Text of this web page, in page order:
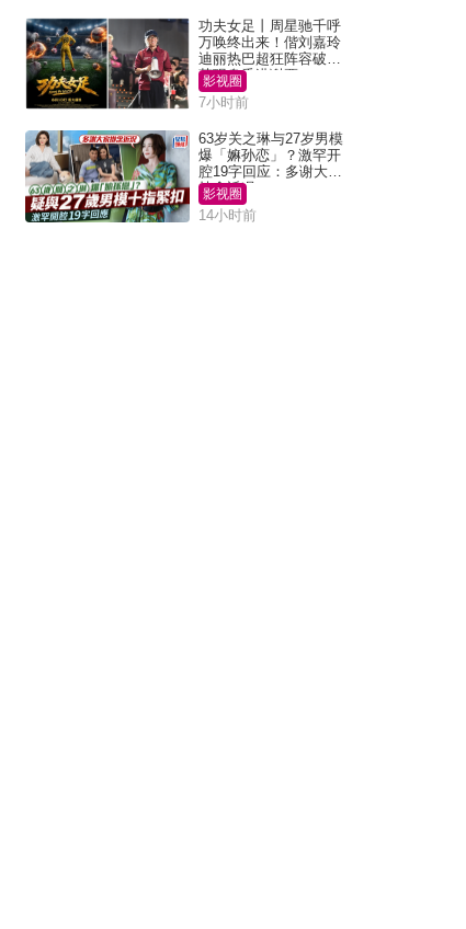
2026年6月7日
功夫女足丨周星驰千呼
万唤终出来！偕刘嘉玲
迪丽热巴超狂阵容破天
荒现身香港谢票
影视圈
7小时前
63岁关之琳与27岁男模
爆「嫲孙恋」？激罕开
腔19字回应：多谢大家
挂念近况
影视圈
14小时前